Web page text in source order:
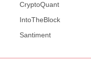
CryptoQuant
IntoTheBlock
Santiment